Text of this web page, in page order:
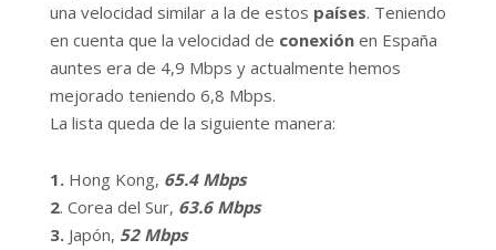
una velocidad similar a la de estos países. Teniendo
en cuenta que la velocidad de conexiónen España
auntes era de 4,9 Mbps y actualmente hemos
mejorado teniendo 6,8 Mbps.
La lista queda de la siguiente manera:
1.Hong Kong, 65.4 Mbps
2. Corea del Sur, 63.6 Mbps
3.Japón, 52 Mbps